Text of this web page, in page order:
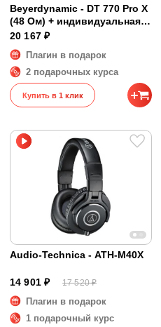
Beyerdynamic - DT 770 Pro X
(48 Ом) + индивидуальная
коррекция
20 167 ₽
Плагин в подарок
2 подарочных курса
Купить в 1 клик
Audio-Technica - ATH-M40X
14 901 ₽ 17 520 ₽
Плагин в подарок
1 подарочный курс